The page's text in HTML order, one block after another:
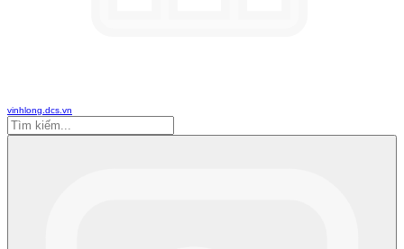
vinhlong.dcs.vn